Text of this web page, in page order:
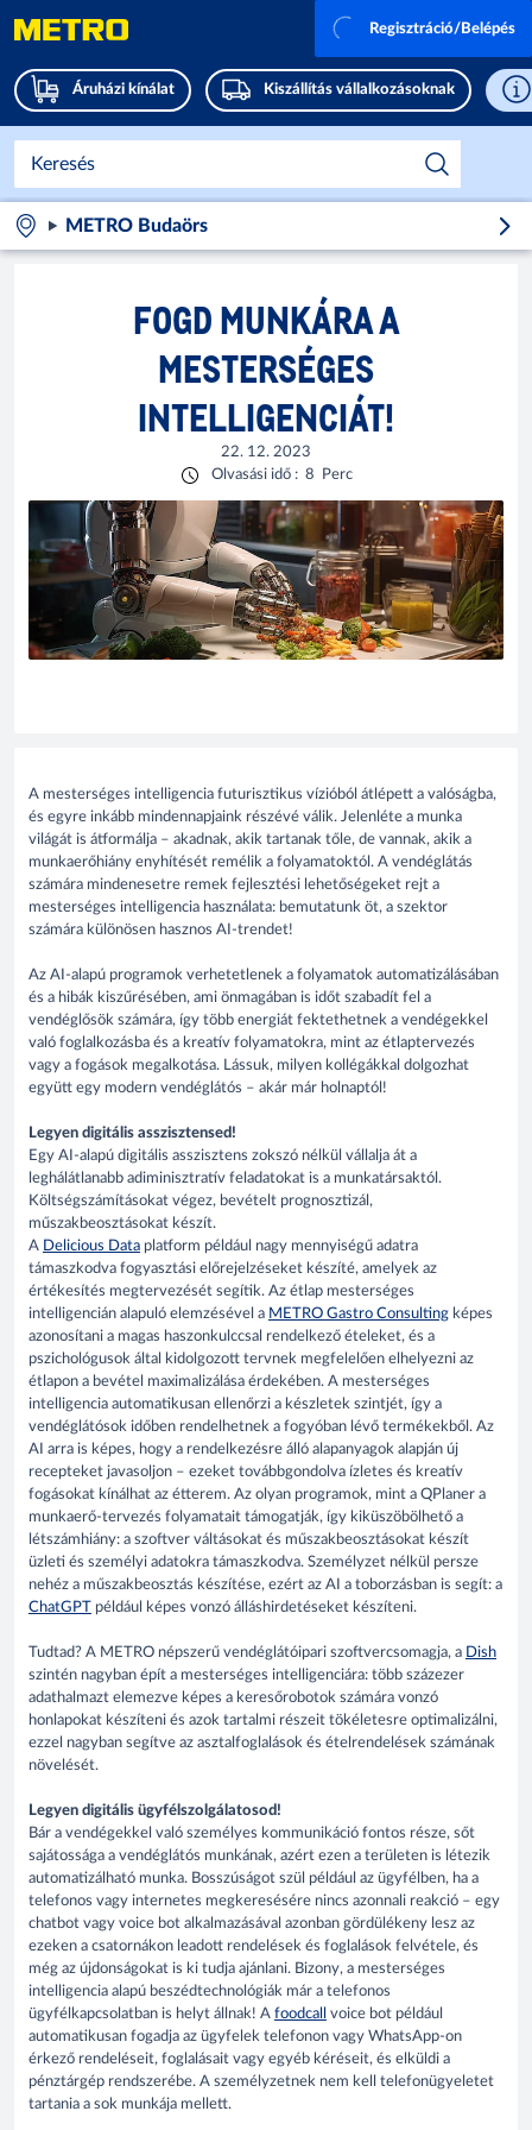
Áruházi kínálat Kiszállítás vállalkozásoknak
Regisztráció/Belépés
METRO Budaörs
FOGD MUNKÁRA A
MESTERSÉGES
INTELLIGENCIÁT!
22. 12. 2023
Olvasási idő : 8 Perc
A mesterséges intelligencia futurisztikus vízióból átlépett a valóságba,
és egyre inkább mindennapjaink részévé válik. Jelenléte a munka
világát is átformálja – akadnak, akik tartanak tőle, de vannak, akik a
munkaerőhiány enyhítését remélik a folyamatoktól. A vendéglátás
számára mindenesetre remek fejlesztési lehetőségeket rejt a
mesterséges intelligencia használata: bemutatunk öt, a szektor
számára különösen hasznos AI-trendet!
Az AI-alapú programok verhetetlenek a folyamatok automatizálásában
és a hibák kiszűrésében, ami önmagában is időt szabadít fel a
vendéglősök számára, így több energiát fektethetnek a vendégekkel
való foglalkozásba és a kreatív folyamatokra, mint az étlaptervezés
vagy a fogások megalkotása. Lássuk, milyen kollégákkal dolgozhat
együtt egy modern vendéglátós – akár már holnaptól!
Legyen digitális asszisztensed!
Egy AI-alapú digitális asszisztens zokszó nélkül vállalja át a
leghálátlanabb adiminisztratív feladatokat is a munkatársaktól.
Költségszámításokat végez, bevételt prognosztizál,
műszakbeosztásokat készít.
A Delicious Data platform például nagy mennyiségű adatra
támaszkodva fogyasztási előrejelzéseket készíté, amelyek az
értékesítés megtervezését segítik. Az étlap mesterséges
intelligencián alapuló elemzésével a METRO Gastro Consulting képes
azonosítani a magas haszonkulccsal rendelkező ételeket, és a
pszichológusok által kidolgozott tervnek megfelelően elhelyezni az
étlapon a bevétel maximalizálása érdekében. A mesterséges
intelligencia automatikusan ellenőrzi a készletek szintjét, így a
vendéglátósok időben rendelhetnek a fogyóban lévő termékekből. Az
AI arra is képes, hogy a rendelkezésre álló alapanyagok alapján új
recepteket javasoljon – ezeket továbbgondolva ízletes és kreatív
fogásokat kínálhat az étterem. Az olyan programok, mint a QPlaner a
munkaerő-tervezés folyamatait támogatják, így kiküszöbölhető a
létszámhiány: a szoftver váltásokat és műszakbeosztásokat készít
üzleti és személyi adatokra támaszkodva. Személyzet nélkül persze
nehéz a műszakbeosztás készítése, ezért az AI a toborzásban is segít: a
ChatGPT például képes vonzó álláshirdetéseket készíteni.
Tudtad? A METRO népszerű vendéglátóipari szoftvercsomagja, a Dish
szintén nagyban épít a mesterséges intelligenciára: több százezer
adathalmazt elemezve képes a keresőrobotok számára vonzó
honlapokat készíteni és azok tartalmi részeit tökéletesre optimalizálni,
ezzel nagyban segítve az asztalfoglalások és ételrendelések számának
növelését.
Legyen digitális ügyfélszolgálatosod!
Bár a vendégekkel való személyes kommunikáció fontos része, sőt
sajátossága a vendéglátós munkának, azért ezen a területen is létezik
automatizálható munka. Bosszúságot szül például az ügyfélben, ha a
telefonos vagy internetes megkeresésére nincs azonnali reakció – egy
chatbot vagy voice bot alkalmazásával azonban gördülékeny lesz az
ezeken a csatornákon leadott rendelések és foglalások felvétele, és
még az újdonságokat is ki tudja ajánlani. Bizony, a mesterséges
intelligencia alapú beszédtechnológiák már a telefonos
ügyfélkapcsolatban is helyt állnak! A foodcall
voice bot például
automatikusan fogadja az ügyfelek telefonon vagy WhatsApp-on
érkező rendeléseit, foglalásait vagy egyéb kéréseit, és elküldi a
pénztárgép rendszerébe. A személyzetnek nem kell telefonügyeletet
tartania a sok munkája mellett.